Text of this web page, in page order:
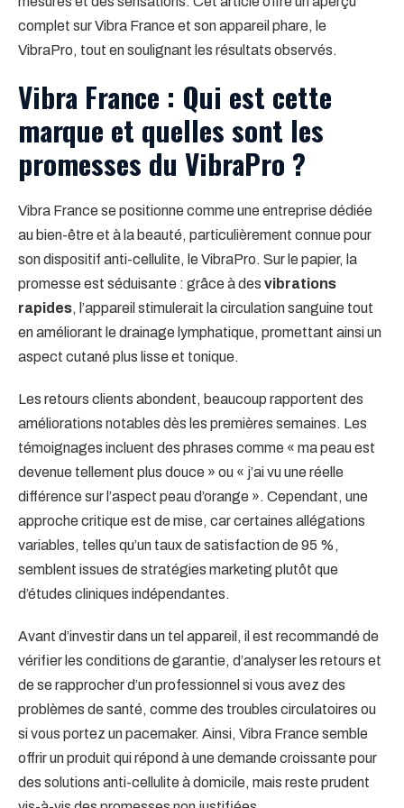
complet sur Vibra France et son appareil phare, le
VibraPro, tout en soulignant les résultats observés.
Vibra France : Qui est cette
marque et quelles sont les
promesses du VibraPro ?
Vibra France se positionne comme une entreprise dédiée
au bien-être et à la beauté, particulièrement connue pour
son dispositif anti-cellulite, le VibraPro. Sur le papier, la
promesse est séduisante : grâce à des vibrations
rapides, l’appareil stimulerait la circulation sanguine tout
en améliorant le drainage lymphatique, promettant ainsi un
aspect cutané plus lisse et tonique.
Les retours clients abondent, beaucoup rapportent des
améliorations notables dès les premières semaines. Les
témoignages incluent des phrases comme « ma peau est
devenue tellement plus douce » ou « j’ai vu une réelle
différence sur l’aspect peau d’orange ». Cependant, une
approche critique est de mise, car certaines allégations
variables, telles qu’un taux de satisfaction de 95 %,
semblent issues de stratégies marketing plutôt que
d’études cliniques indépendantes.
Avant d’investir dans un tel appareil, il est recommandé de
vérifier les conditions de garantie, d’analyser les retours et
de se rapprocher d’un professionnel si vous avez des
problèmes de santé, comme des troubles circulatoires ou
si vous portez un pacemaker. Ainsi, Vibra France semble
offrir un produit qui répond à une demande croissante pour
des solutions anti-cellulite à domicile, mais reste prudent